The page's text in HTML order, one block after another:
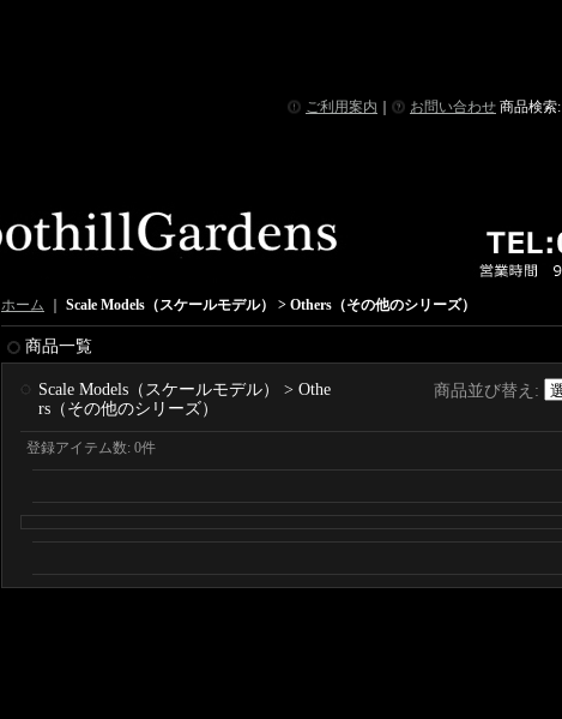
ご利用案内 お問い合わせ 商品検索:
ホーム Scale Models（スケールモデル） > Others（その他のシリーズ）
商品一覧
Scale Models（スケールモデル） > Othe
rs（その他のシリーズ）
商品並び替え :
登録アイテム数: 0件